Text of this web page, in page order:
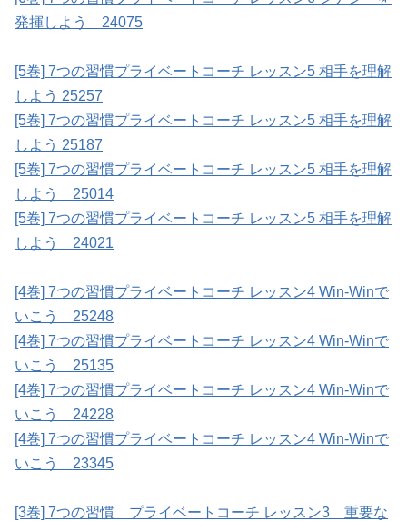
発揮しよう 24075
[5巻] 7つの習慣プライベートコーチ レッスン5 相手を理解
しよう 25257
[5巻] 7つの習慣プライベートコーチ レッスン5 相手を理解
しよう 25187
[5巻] 7つの習慣プライベートコーチ レッスン5 相手を理解
しよう 25014
[5巻] 7つの習慣プライベートコーチ レッスン5 相手を理解
しよう 24021
[4巻] 7つの習慣プライベートコーチ レッスン4 Win-Winで
いこう 25248
[4巻] 7つの習慣プライベートコーチ レッスン4 Win-Winで
いこう 25135
[4巻] 7つの習慣プライベートコーチ レッスン4 Win-Winで
いこう 24228
[4巻] 7つの習慣プライベートコーチ レッスン4 Win-Winで
いこう 23345
[3巻] 7つの習慣 プライベートコーチ レッスン3 重要な